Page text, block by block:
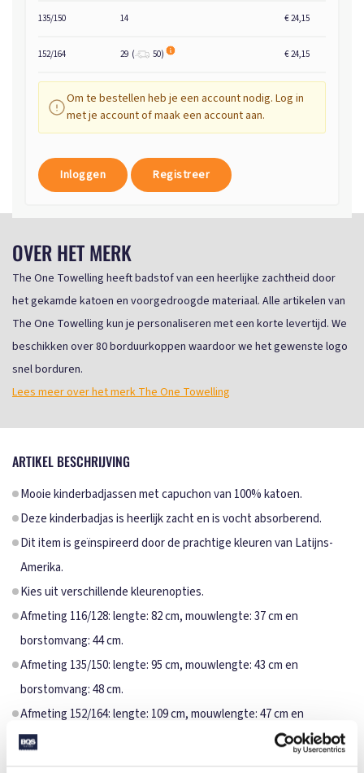
135/150 14 € 24,15
152/164 29 ( 50) € 24,15
Om te bestellen heb je een account nodig. Log in
met je account of maak een account aan.
Inloggen Registreer
OVER HET MERK
The One Towelling heeft badstof van een heerlijke zachtheid door
het gekamde katoen en voorgedroogde materiaal. Alle artikelen van
The One Towelling kun je personaliseren met een korte levertijd. We
beschikken over 80 borduurkoppen waardoor we het gewenste logo
snel borduren.
Lees meer over het merk The One Towelling
ARTIKEL BESCHRIJVING
Mooie kinderbadjassen met capuchon van 100% katoen.
Deze kinderbadjas is heerlijk zacht en is vocht absorberend.
Dit item is geïnspireerd door de prachtige kleuren van Latijns-
Amerika.
Kies uit verschillende kleurenopties.
Afmeting 116/128: lengte: 82 cm, mouwlengte: 37 cm en
borstomvang: 44 cm.
Afmeting 135/150: lengte: 95 cm, mouwlengte: 43 cm en
borstomvang: 48 cm.
Afmeting 152/164: lengte: 109 cm, mouwlengte: 47 cm en
borstomvang: 49 cm.
SPECIFICATIES